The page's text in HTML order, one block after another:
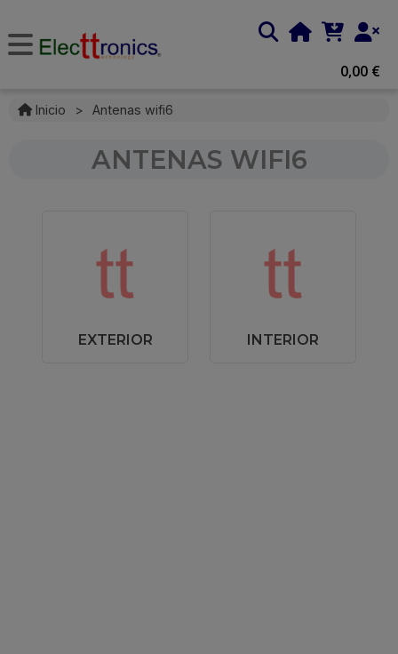
0,00 €
Inicio > Antenas wifi6
ANTENAS WIFI6
EXTERIOR INTERIOR